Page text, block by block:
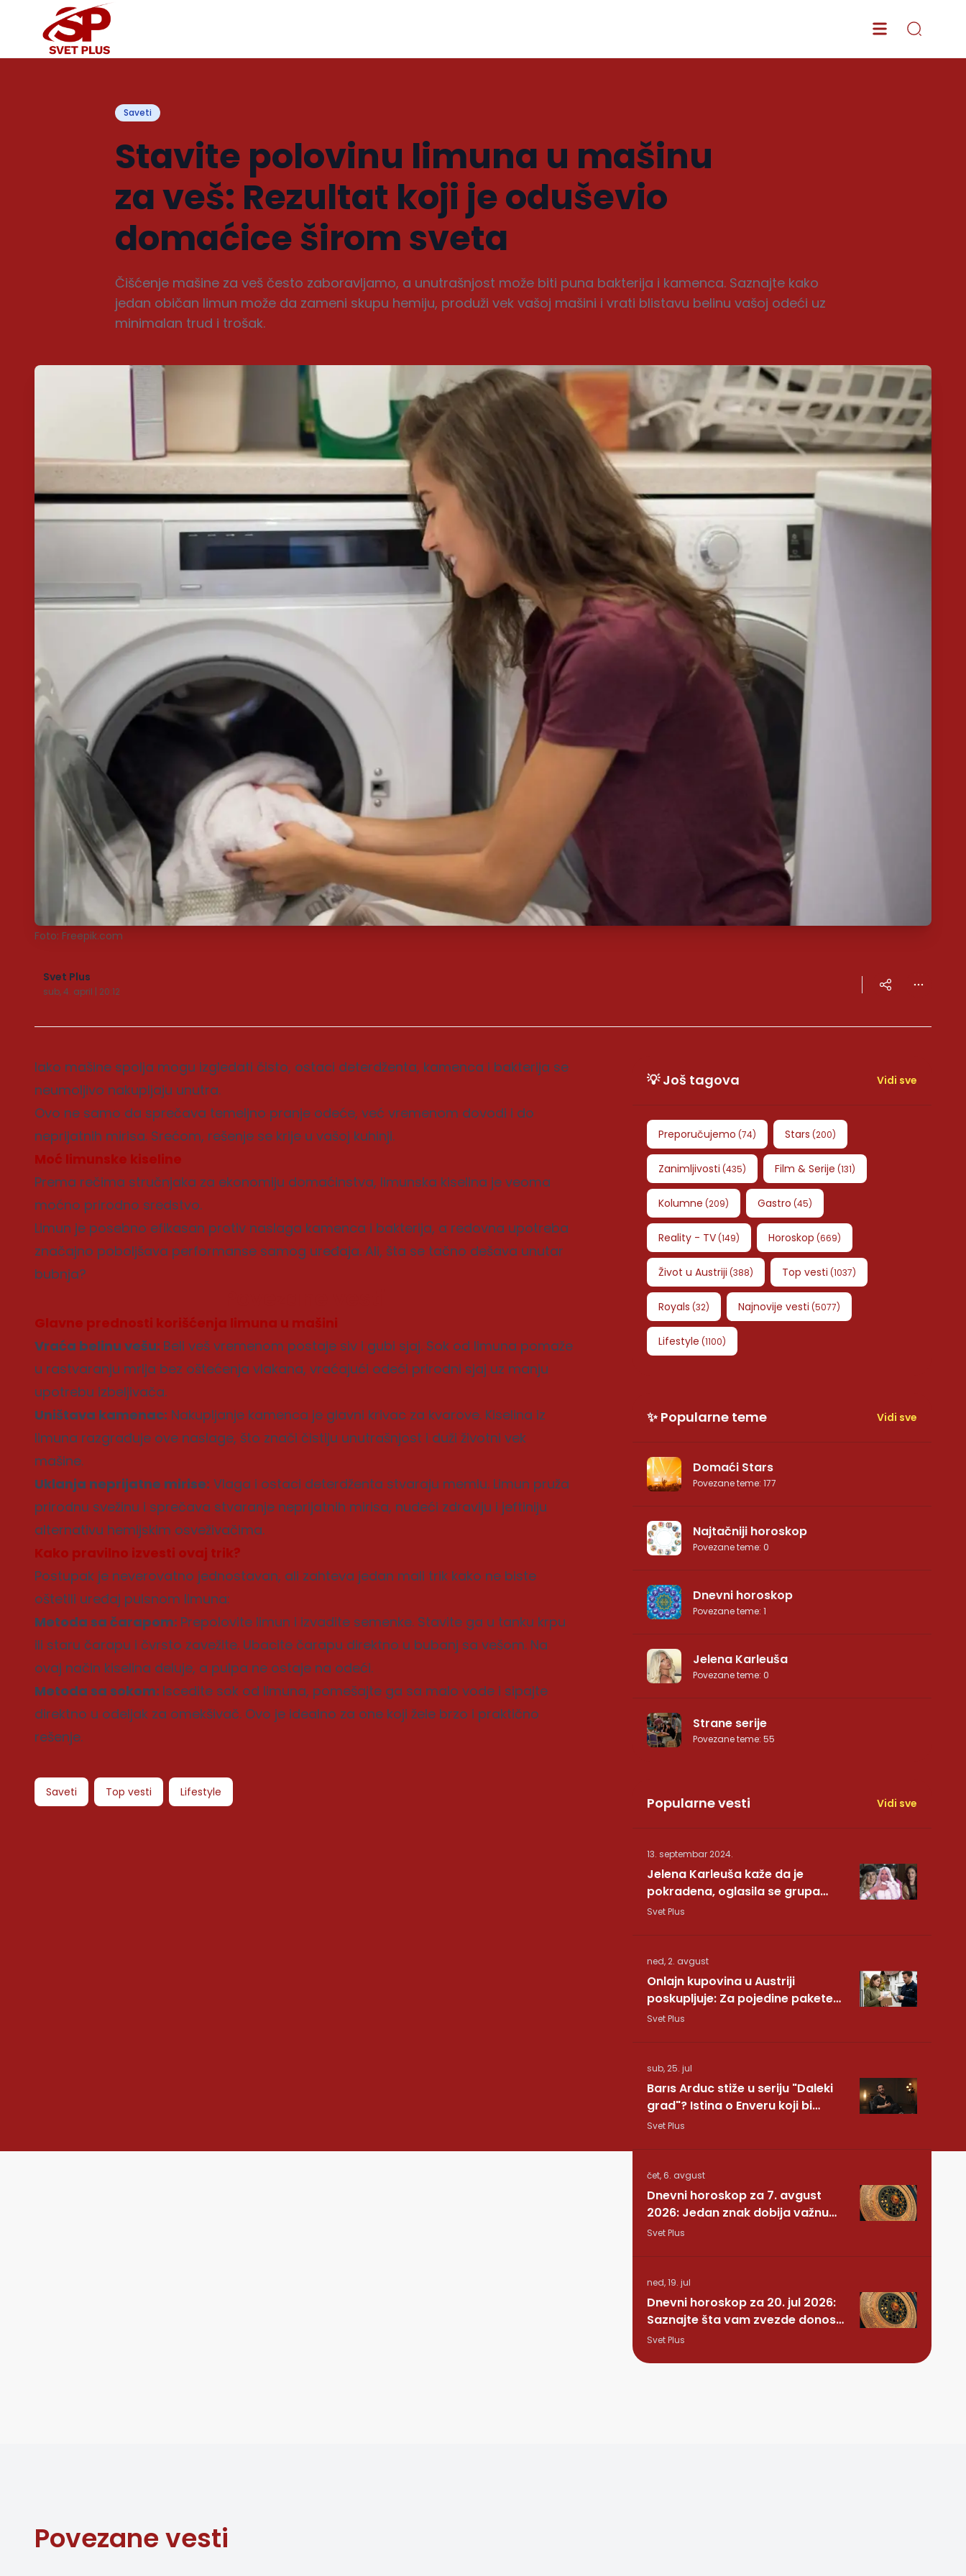
Saveti
Stavite polovinu limuna u mašinu
za veš: Rezultat koji je oduševio
domaćice širom sveta
Čišćenje mašine za veš često zaboravljamo, a unutrašnjost može biti puna bakterija i kamenca. Saznajte kako
jedan običan limun može da zameni skupu hemiju, produži vek vašoj mašini i vrati blistavu belinu vašoj odeći uz
minimalan trud i trošak.
Foto: Freepik.com
Svet Plus
sub, 4. april | 20:12
Iako mašine spolja mogu izgledati čisto, ostaci deterdženta, kamenca i bakterija se
neumoljivo nakupljaju unutra.
Ovo ne samo da sprečava temeljno pranje odeće, već vremenom dovodi i do
neprijatnih mirisa. Srećom, rešenje se krije u vašoj kuhinji.
Moć limunske kiseline
Prema rečima stručnjaka za ekonomiju domaćinstva, limunska kiselina je veoma
moćno prirodno sredstvo.
Limun je posebno efikasan protiv naslaga kamenca i bakterija, a redovna upotreba
značajno poboljšava performanse samog uređaja. Ali, šta se tačno dešava unutar
bubnja?
Glavne prednosti korišćenja limuna u mašini
Vraća belinu vešu: Beli veš vremenom postaje siv i gubi sjaj. Sok od limuna pomaže
u rastvaranju mrlja bez oštećenja vlakana, vraćajući odeći prirodni sjaj uz manju
upotrebu izbeljivača.
Uništava kamenac: Nakupljanje kamenca je glavni krivac za kvarove. Kiselina iz
limuna razgrađuje ove naslage, što znači čistiju unutrašnjost i duži životni vek
mašine.
Uklanja neprijatne mirise: Vlaga i ostaci deterdženta stvaraju memlu. Limun pruža
prirodnu svežinu i sprečava stvaranje neprijatnih mirisa, nudeći zdraviju i jeftiniju
alternativu hemijskim osveživačima.
Kako pravilno izvesti ovaj trik?
Postupak je neverovatno jednostavan, ali zahteva jedan mali trik kako ne biste
oštetili uređaj pulsnom limuna:
Metoda sa čarapom: Prepolovite limun i izvadite semenke. Stavite ga u tanku krpu
ili staru čarapu i čvrsto zavežite. Ubacite čarapu direktno u bubanj sa vešom. Na
ovaj način kiselina deluje, a pulpa ne ostaje na odeći.
Metoda sa sokom: Iscedite sok od limuna, pomešajte ga sa malo vode i sipajte
direktno u odeljak za omekšivač. Ovo je idealno za one koji žele brzo i praktično
rešenje.
Saveti Top vesti Lifestyle
💡 Još tagova Vidi sve
Preporučujemo (74) Stars (200)
Zanimljivosti (435) Film & Serije (131)
Kolumne (209) Gastro (45)
Reality - TV(149) Horoskop (669)
Život u Austriji (388) Top vesti (1037)
Royals (32) Najnovije vesti (5077)
Lifestyle (1100)
✨ Popularne teme Vidi sve
Domaći Stars
Povezane teme: 177
Najtačniji horoskop
Povezane teme: 0
Dnevni horoskop
Povezane teme: 1
Jelena Karleuša
Povezane teme: 0
Strane serije
Povezane teme: 55
Popularne vesti Vidi sve
13. septembar 2024.
Jelena Karleuša kaže da je
pokradena, oglasila se grupa
Hurricane: Pesma RUNDE je naša!
Svet Plus
ned, 2. avgust
Onlajn kupovina u Austriji
poskupljuje: Za pojedine pakete
dodatnih 7,40 evra
Svet Plus
sub, 25. jul
Barıs Arduc stiže u seriju "Daleki
grad"? Istina o Enveru koji bi
mogao da promeni sve
Svet Plus
čet, 6. avgust
Dnevni horoskop za 7. avgust
2026: Jedan znak dobija važnu
vest, drugom se vraća osoba iz
Svet Plus
ned, 19. jul
Dnevni horoskop za 20. jul 2026:
Saznajte šta vam zvezde donose
ovog ponedeljka
Svet Plus
Povezane vesti